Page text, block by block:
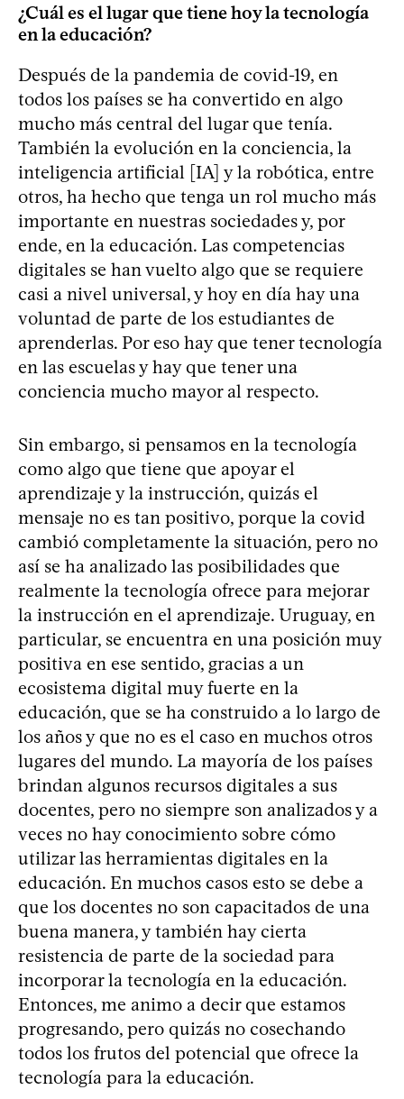
¿Cuál es el lugar que tiene hoy la tecnología
en la educación?
Después de la pandemia de covid-19, en
todos los países se ha convertido en algo
mucho más central del lugar que tenía.
También la evolución en la conciencia, la
inteligencia artificial [IA] y la robótica, entre
otros, ha hecho que tenga un rol mucho más
importante en nuestras sociedades y, por
ende, en la educación. Las competencias
digitales se han vuelto algo que se requiere
casi a nivel universal, y hoy en día hay una
voluntad de parte de los estudiantes de
aprenderlas. Por eso hay que tener tecnología
en las escuelas y hay que tener una
conciencia mucho mayor al respecto.
Sin embargo, si pensamos en la tecnología
como algo que tiene que apoyar el
aprendizaje y la instrucción, quizás el
mensaje no es tan positivo, porque la covid
cambió completamente la situación, pero no
así se ha analizado las posibilidades que
realmente la tecnología ofrece para mejorar
la instrucción en el aprendizaje. Uruguay, en
particular, se encuentra en una posición muy
positiva en ese sentido, gracias a un
ecosistema digital muy fuerte en la
educación, que se ha construido a lo largo de
los años y que no es el caso en muchos otros
lugares del mundo. La mayoría de los países
brindan algunos recursos digitales a sus
docentes, pero no siempre son analizados y a
veces no hay conocimiento sobre cómo
utilizar las herramientas digitales en la
educación. En muchos casos esto se debe a
que los docentes no son capacitados de una
buena manera, y también hay cierta
resistencia de parte de la sociedad para
incorporar la tecnología en la educación.
Entonces, me animo a decir que estamos
progresando, pero quizás no cosechando
todos los frutos del potencial que ofrece la
tecnología para la educación.